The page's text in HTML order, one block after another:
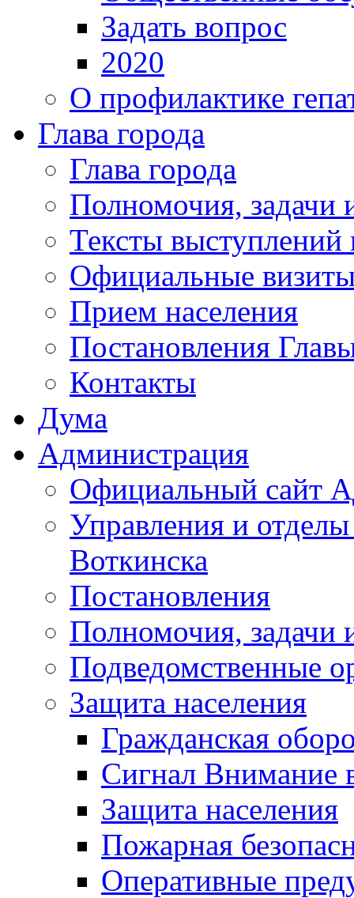
Задать вопрос
2020
О профилактике
Глава города
Глава города
Полномочия, задачи
Тексты выступлений
Официальные
Прием населения
Постановления
Контакты
Дума
Администрация
Официальный сайт
Управления и
Воткинска
Постановления
Полномочия, задачи
Подведомственные
Защита населения
Гражданская
Сигнал Внимание
Защита населения
Пожарная
Оперативные